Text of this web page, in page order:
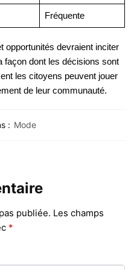
Fréquente
opportunités devraient inciter
façon dont les décisions sont
les citoyens peuvent jouer
de leur communauté.
: Mode
publiée. Les champs
*